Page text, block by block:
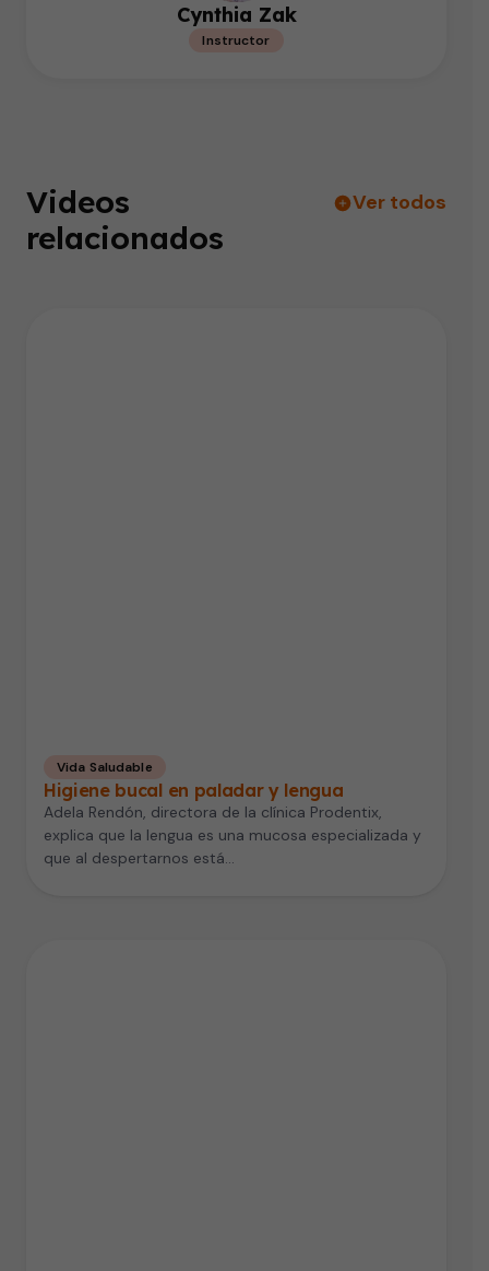
Cynthia Zak
Instructor
Videos
relacionados
Ver todos
Vida Saludable
Higiene bucal en paladar y lengua
Adela Rendón, directora de la clínica Prodentix,
explica que la lengua es una mucosa especializada y
que al despertarnos está…